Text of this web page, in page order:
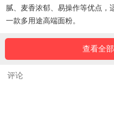
腻、麦香浓郁、易操作等优点，
一款多用途高端面粉。
查看全